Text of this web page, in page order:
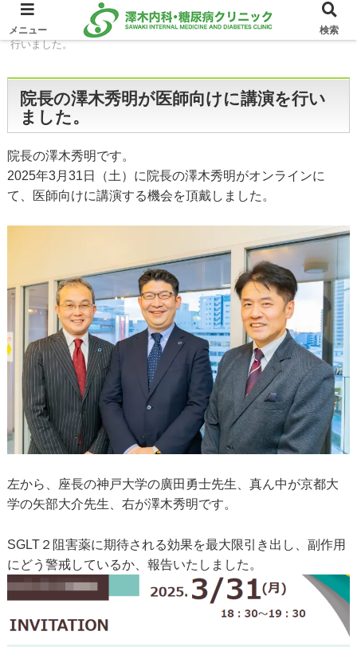
ホーム イベント
院長の澤木秀明が医師向けに講演を
行いました。
院長の澤木秀明が医師向けに講演を行い
ました。
院長の澤木秀明です。
2025年3月31日（土）に院長の澤木秀明がオンラインに
て、医師向けに講演する機会を頂戴しました。
左から、座長の神戸大学の廣田勇士先生、真ん中が京都大
学の矢部大介先生、右が澤木秀明です。
SGLT２阻害薬に期待される効果を最大限引き出し、副作用
にどう警戒しているか、報告いたしました。
メニュー 検索